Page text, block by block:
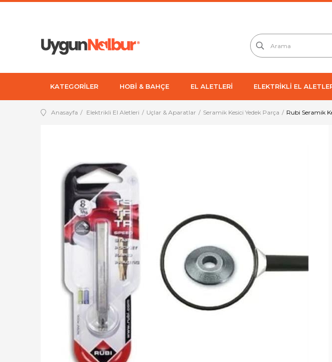
KATEGORİLER HOBİ & BAHÇE EL ALETLERİ ELEKTRİKLİ EL
Anasayfa Elektrikli El Aletleri Uçlar & Aparatlar Seramik Kesici Yedek Parça Rubi Seramik